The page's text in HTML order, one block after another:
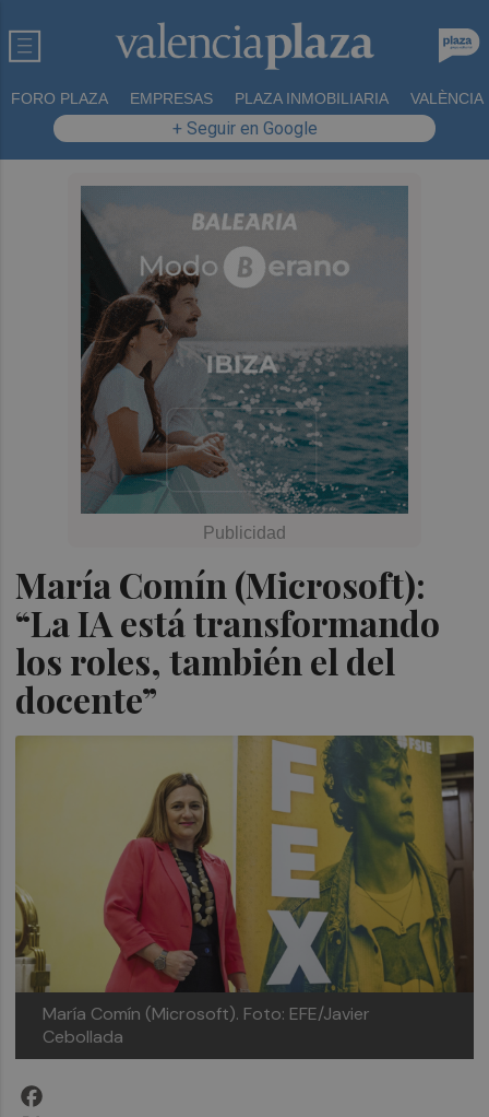
FORO PLAZA EMPRESAS PLAZA INMOBILIARIA VALÈNCIA
+ Seguir en Google
María Comín (Microsoft):
“La IA está transformando
los roles, también el del
docente”
María Comín (Microsoft). Foto: EFE/Javier
Cebollada